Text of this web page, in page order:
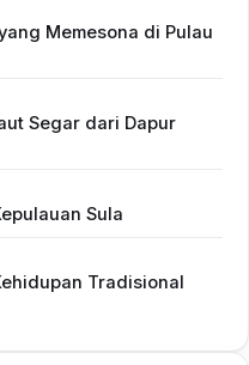
Memesona di Pulau
Segar dari Dapur
Sula
Tradisional